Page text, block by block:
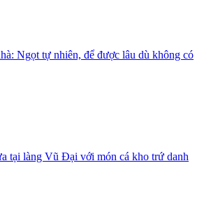
Ngọt tự nhiên, để được lâu dù không có
tại làng Vũ Đại với món cá kho trứ danh